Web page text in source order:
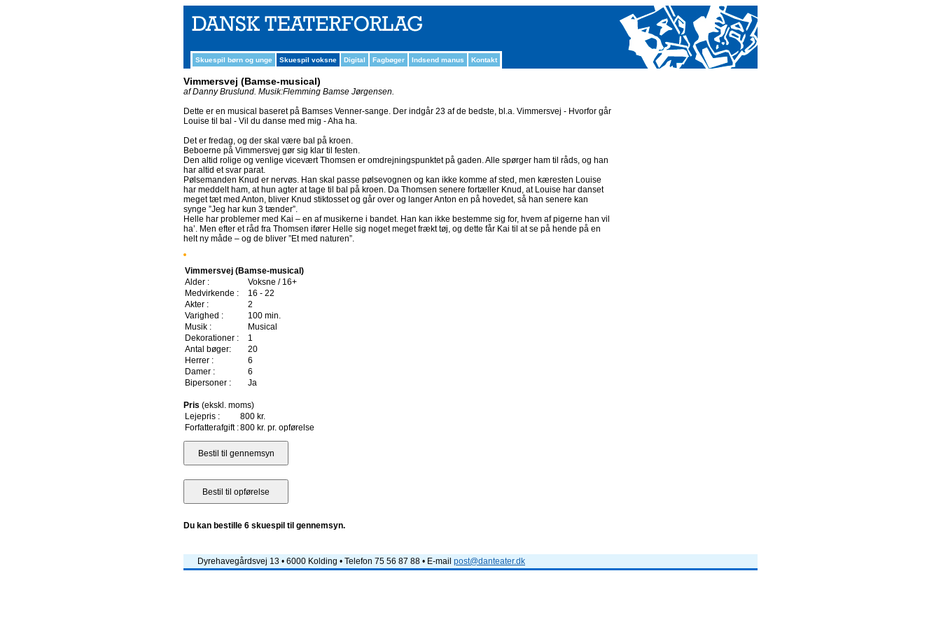
Skuespil børn og unge Skuespil voksne Digital Fagbøger Indsend manus Kontakt
Vimmersvej (Bamse-musical)
af Danny Bruslund. Musik:Flemming Bamse Jørgensen.
Dette er en musical baseret på Bamses Venner-sange. Der indgår 23 af de bedste, bl.a. Vimmersvej - Hvorfor går
Louise til bal - Vil du danse med mig - Aha ha.
Det er fredag, og der skal være bal på kroen.
Beboerne på Vimmersvej gør sig klar til festen.
Den altid rolige og venlige vicevært Thomsen er omdrejningspunktet på gaden. Alle spørger ham til råds, og han
har altid et svar parat.
Pølsemanden Knud er nervøs. Han skal passe pølsevognen og kan ikke komme af sted, men kæresten Louise
har meddelt ham, at hun agter at tage til bal på kroen. Da Thomsen senere fortæller Knud, at Louise har danset
meget tæt med Anton, bliver Knud stiktosset og går over og langer Anton en på hovedet, så han senere kan
synge ”Jeg har kun 3 tænder”.
Helle har problemer med Kai – en af musikerne i bandet. Han kan ikke bestemme sig for, hvem af pigerne han vil
ha’. Men efter et råd fra Thomsen ifører Helle sig noget meget frækt tøj, og dette får Kai til at se på hende på en
helt ny måde – og de bliver ”Et med naturen”.
Vimmersvej (Bamse-musical)
Alder :
Voksne / 16+
Medvirkende :
16 - 22
Akter :
2
Varighed :
100 min.
Musik :
Musical
Dekorationer :
1
Antal bøger:
20
Herrer :
6
Damer :
6
Bipersoner :
Ja
Pris (ekskl. moms)
Lejepris :
800 kr.
Forfatterafgift :800 kr. pr. opførelse
Du kan bestille 6 skuespil til gennemsyn.
Dyrehavegårdsvej 13 • 6000 Kolding • Telefon 75 56 87 88 • E-mail post@danteater.dk